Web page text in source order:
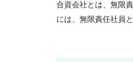
合資会社とは、無限
には、無限責任社員